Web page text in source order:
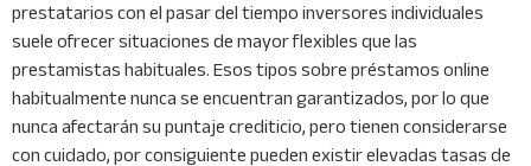
prestatarios con el pasar del tiempo inversores individuales
suele ofrecer situaciones de mayor flexibles que las
prestamistas habituales. Esos tipos sobre préstamos online
habitualmente nunca se encuentran garantizados, por lo que
nunca afectarán su puntaje crediticio, pero tienen considerarse
con cuidado, por consiguiente pueden existir elevadas tasas de